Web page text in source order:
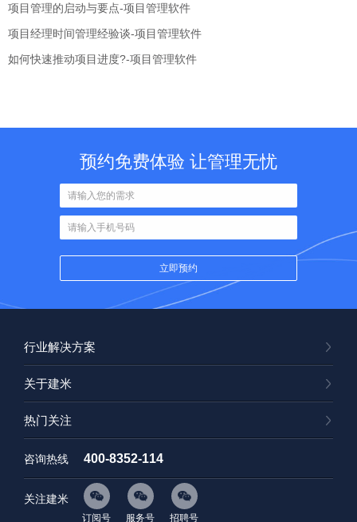
项目管理的启动与要点-项目管理软件
项目经理时间管理经验谈-项目管理软件
如何快速推动项目进度?-项目管理软件
预约免费体验 让管理无忧
行业解决方案
关于建米
热门关注
咨询热线 400-8352-114
关注建米
订阅号 服务号 招聘号